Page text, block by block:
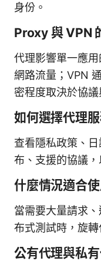
身份。
Proxy 與 VPN
代理影響單一應
網路流量；VPN
密程度取決於協議
如何選擇代理服
查看隱私政策、
布、支援的協議
什麼情況適合
當需要大量請求
布式測試時，旋轉
公有代理與私